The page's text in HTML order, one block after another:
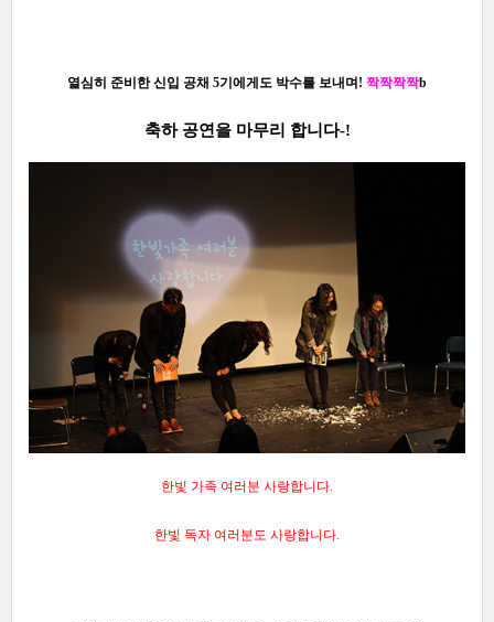
열심히 준비한 신입 공채 5기에게도 박수를 보내며! 짝짝짝짝b
축하 공연을 마무리 합니다-!
한빛 가족 여러분 사랑합니다.
한빛 독자 여러분도 사랑합니다.